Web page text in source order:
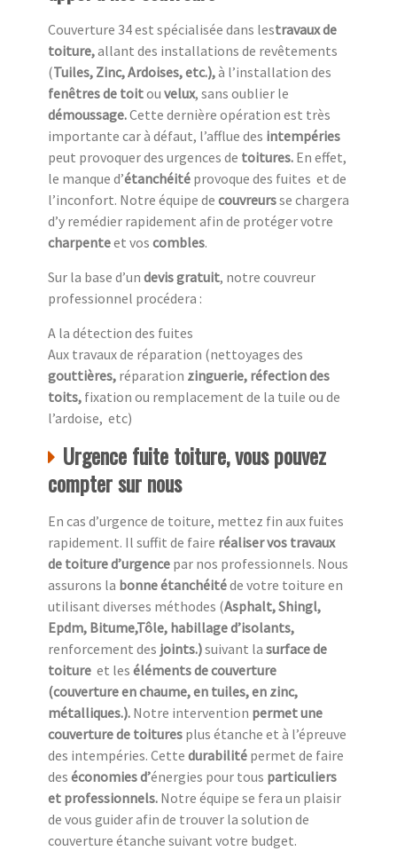
Couverture 34 est spécialisée dans lestravaux de
toiture,allant des installations de revêtements
(Tuiles, Zinc, Ardoises, etc.),à l’installation des
fenêtres de toitou velux, sans oublier le
démoussage.Cette dernière opération est très
importante car à défaut, l’afflue des intempéries
peut provoquer des urgences de toitures. En effet,
le manque d’étanchéité provoque des fuites et de
l’inconfort. Notre équipe de couvreursse chargera
d’y remédier rapidement afin de protéger votre
charpenteet vos combles.
Sur la base d’un devis gratuit, notre couvreur
professionnel procédera :
A la détection des fuites
Aux travaux de réparation (nettoyages des
gouttières, réparation zinguerie, réfection des
toits, fixation ou remplacement de la tuile ou de
l’ardoise, etc)
Urgence fuite toiture, vous pouvez
compter sur nous
En cas d’urgence de toiture, mettez fin aux fuites
rapidement. Il suffit de faire réaliser vos travaux
de toiture d’urgence par nos professionnels. Nous
assurons la bonne étanchéitéde votre toiture en
utilisant diverses méthodes (Asphalt, Shingl,
Epdm, Bitume,Tôle, habillage d’isolants,
renforcement des joints.)suivant la surface de
toiture et les éléments de couverture
(couverture en chaume, en tuiles, en zinc,
métalliques.). Notre intervention permet une
couverture de toitures plus étanche et à l’épreuve
des intempéries. Cette durabilité permet de faire
des économies d’énergies pour tous particuliers
et professionnels. Notre équipe se fera un plaisir
de vous guider afin de trouver la solution de
couverture étanche suivant votre budget.